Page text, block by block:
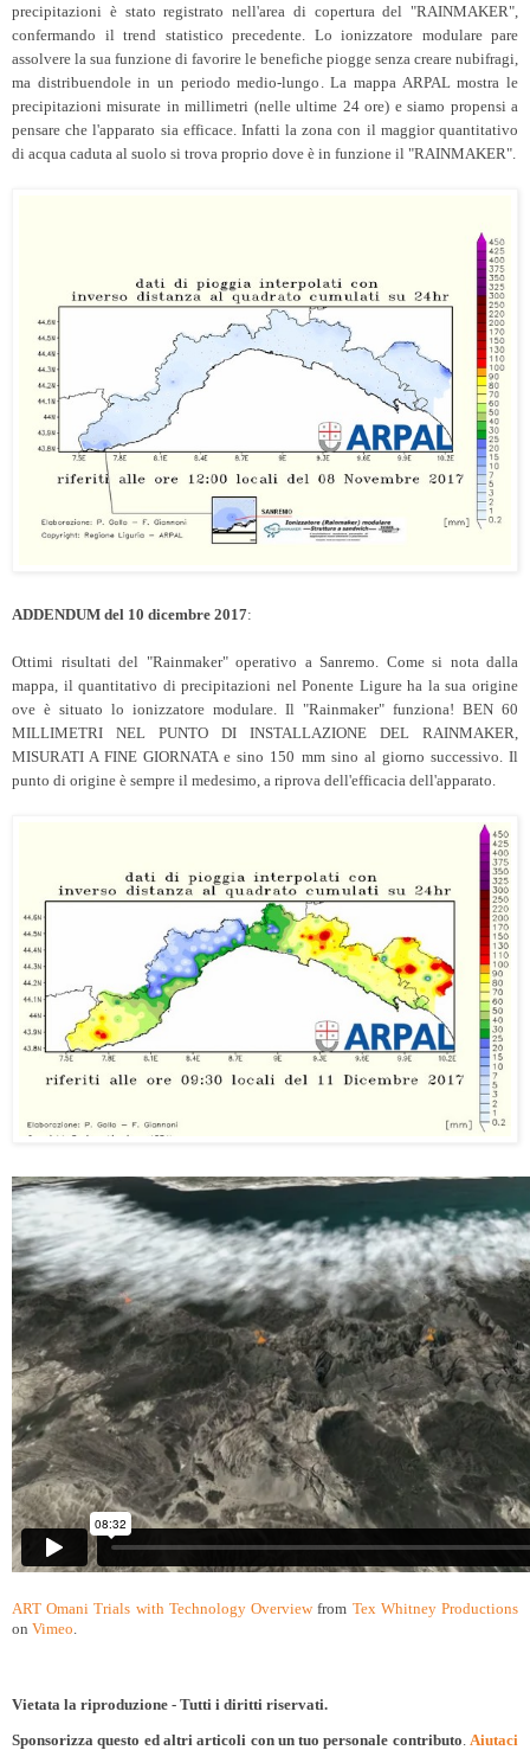
precipitazioni è stato registrato nell'area di copertura del "RAINMAKER",
confermando il trend statistico precedente. Lo ionizzatore modulare pare
assolvere la sua funzione di favorire le benefiche piogge senza creare nubifragi,
ma distribuendole in un periodo medio-lungo. La mappa ARPAL mostra le
precipitazioni misurate in millimetri (nelle ultime 24 ore) e siamo propensi a
pensare che l'apparato sia efficace. Infatti la zona con il maggior quantitativo
di acqua caduta al suolo si trova proprio dove è in funzione il "RAINMAKER".
ADDENDUM del 10 dicembre 2017:
Ottimi risultati del "Rainmaker" operativo a Sanremo. Come si nota dalla
mappa, il quantitativo di precipitazioni nel Ponente Ligure ha la sua origine
ove è situato lo ionizzatore modulare. Il "Rainmaker" funziona! BEN 60
MILLIMETRI NEL PUNTO DI INSTALLAZIONE DEL RAINMAKER,
MISURATI A FINE GIORNATA e sino 150 mm sino al giorno successivo. Il
punto di origine è sempre il medesimo, a riprova dell'efficacia dell'apparato.
ART Omani Trials with Technology Overviewfrom Tex Whitney Productions
on Vimeo
Vietata la riproduzione - Tutti i diritti riservati.
Sponsorizza questo ed altri articoli con un tuo personale contributo.Aiutaci